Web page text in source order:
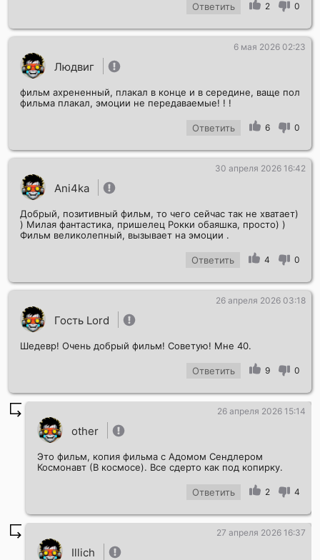
Ответить 2 0
Людвиг
6 мая 2026 02:23
фильм ахрененный, плакал в конце и в середине, ваще пол
фильма плакал, эмоции не передаваемые! ! !
Ответить 6 0
Ani4ka
30 апреля 2026 16:42
Добрый, позитивный фильм, то чего сейчас так не хватает)
) Милая фантастика, пришелец Рокки обаяшка, просто) )
Фильм великолепный, вызывает на эмоции .
Ответить 4 0
Гость Lord
26 апреля 2026 03:18
Шедевр! Очень добрый фильм! Советую! Мне 40.
Ответить 9 0
other
26 апреля 2026 15:14
Это фильм, копия фильма с Адомом Сендлером
Космонавт (В космосе). Все сдерто как под копирку.
Ответить 2 4
Illich
27 апреля 2026 16:37